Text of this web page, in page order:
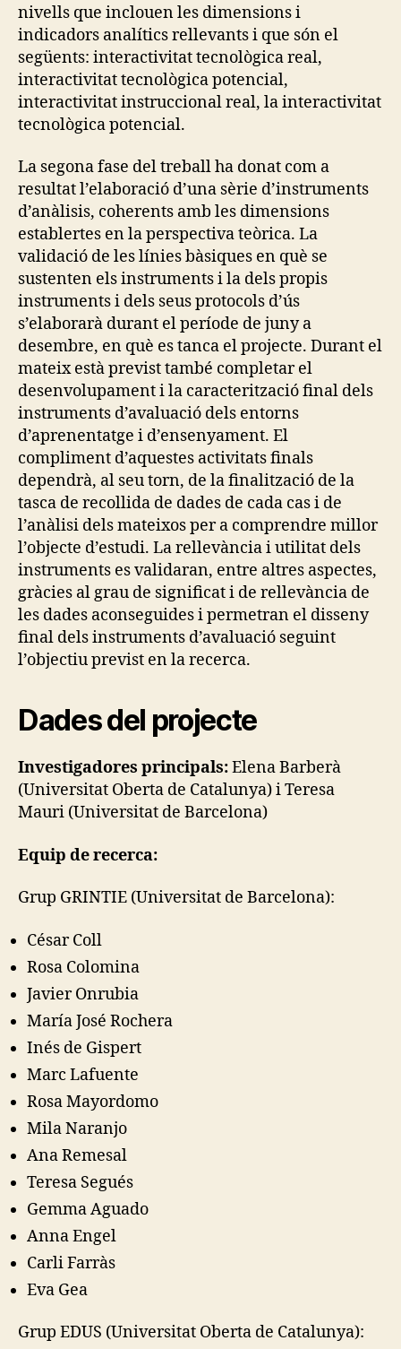
nivells que inclouen les dimensions i
indicadors analítics rellevants i que són el
següents: interactivitat tecnològica real,
interactivitat tecnològica potencial,
interactivitat instruccional real, la interactivitat
tecnològica potencial.
La segona fase del treball ha donat com a
resultat l’elaboració d’una sèrie d’instruments
d’anàlisis, coherents amb les dimensions
establertes en la perspectiva teòrica. La
validació de les línies bàsiques en què se
sustenten els instruments i la dels propis
instruments i dels seus protocols d’ús
s’elaborarà durant el període de juny a
desembre, en què es tanca el projecte. Durant el
mateix està previst també completar el
desenvolupament i la caracterització final dels
instruments d’avaluació dels entorns
d’aprenentatge i d’ensenyament. El
compliment d’aquestes activitats finals
dependrà, al seu torn, de la finalització de la
tasca de recollida de dades de cada cas i de
l’anàlisi dels mateixos per a comprendre millor
l’objecte d’estudi. La rellevància i utilitat dels
instruments es validaran, entre altres aspectes,
gràcies al grau de significat i de rellevància de
les dades aconseguides i permetran el disseny
final dels instruments d’avaluació seguint
l’objectiu previst en la recerca.
Dades del projecte
Investigadores principals:Elena Barberà
(Universitat Oberta de Catalunya) i Teresa
Mauri (Universitat de Barcelona)
Equip de recerca:
Grup GRINTIE (Universitat de Barcelona):
César Coll
Rosa Colomina
Javier Onrubia
María José Rochera
Inés de Gispert
Marc Lafuente
Rosa Mayordomo
Mila Naranjo
Ana Remesal
Teresa Segués
Gemma Aguado
Anna Engel
Carli Farràs
Eva Gea
Grup EDUS (Universitat Oberta de Catalunya):